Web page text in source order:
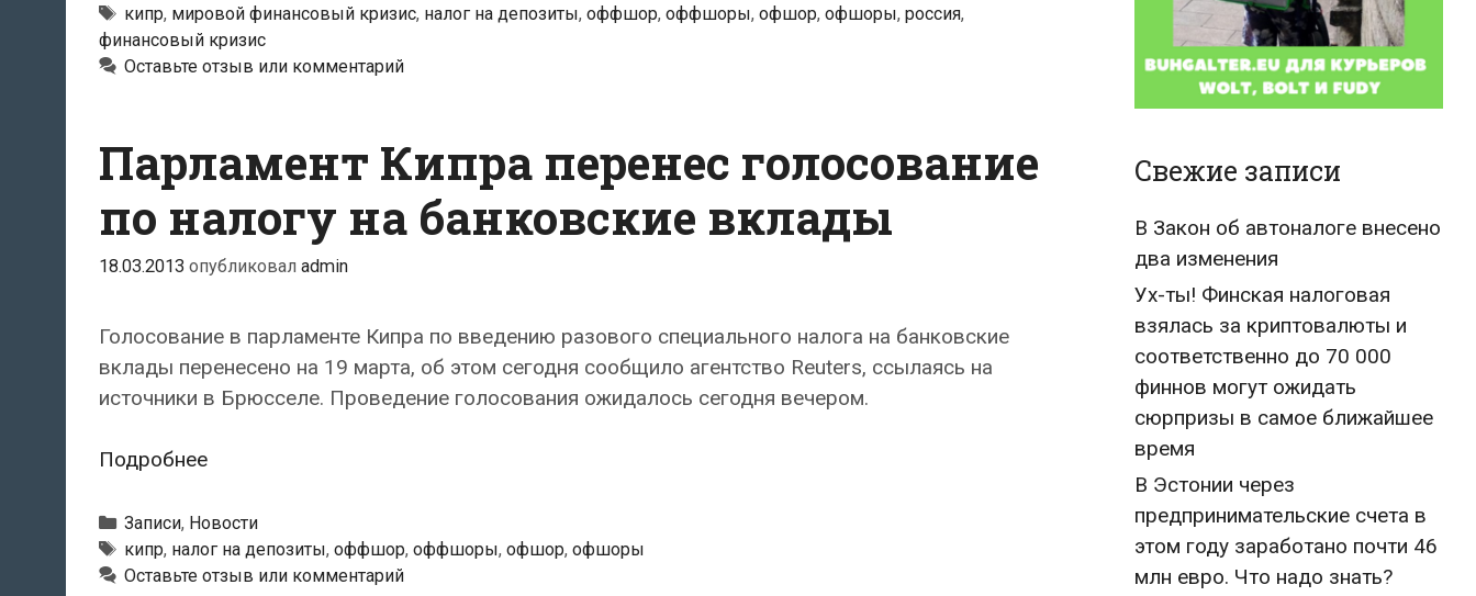
Кипре
спровоцировала
«эффект
Метки
кипр, мировой финансовый кризис, налог на депозиты, оффшор, оффшоры, офшор, офшоры, россия,
финансовый кризис
Оставьте отзыв или комментарий
Парламент Кипра перенес голосование
по налогу на банковские вклады
18.03.2013 опубликовал admin
Голосование в парламенте Кипра по введению разового специального налога на банковские
вклады перенесено на 19 марта, об этом сегодня сообщило агентство Reuters, ссылаясь на
источники в Брюсселе. Проведение голосования ожидалось сегодня вечером.
ПодробнееПарламент
перенес
голосование
по
Рубрики
Записи, Новости
Метки
кипр, налог на депозиты, оффшор, оффшоры, офшор, офшоры
Оставьте отзыв или комментарий
Свежие записи
В Закон об автоналоге внесено
два изменения
Ух-ты! Финская налоговая
взялась за криптовалюты и
соответственно до 70 000
финнов могут ожидать
сюрпризы в самое ближайшее
время
В Эстонии через
предпринимательские счета в
этом году заработано почти 46
млн евро. Что надо знать?